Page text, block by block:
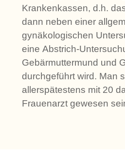
Krankenkassen, d.h.
dann neben einer
gynäkologischen
eine Abstrich-
Gebärmuttermund und
durchgeführt wird. Man
allerspätestens mit 20
Frauenarzt gewesen